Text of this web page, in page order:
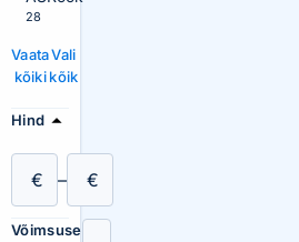
28
Vaata
kõiki
Vali
kõik
Hind
€ – €
Võimsuse